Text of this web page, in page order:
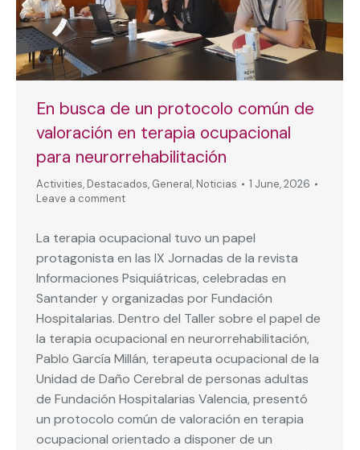
En busca de un protocolo común de
valoración en terapia ocupacional
para neurorrehabilitación
Activities, Destacados, General, Noticias
1 June, 2026
Leave a comment
La terapia ocupacional tuvo un papel
protagonista en las IX Jornadas de la revista
Informaciones Psiquiátricas, celebradas en
Santander y organizadas por Fundación
Hospitalarias. Dentro del Taller sobre el papel de
la terapia ocupacional en neurorrehabilitación,
Pablo García Millán, terapeuta ocupacional de la
Unidad de Daño Cerebral de personas adultas
de Fundación Hospitalarias Valencia, presentó
un protocolo común de valoración en terapia
ocupacional orientado a disponer de un